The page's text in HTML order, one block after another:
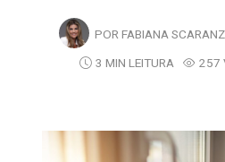
POR FABIANA
3 MIN LEITURA
257